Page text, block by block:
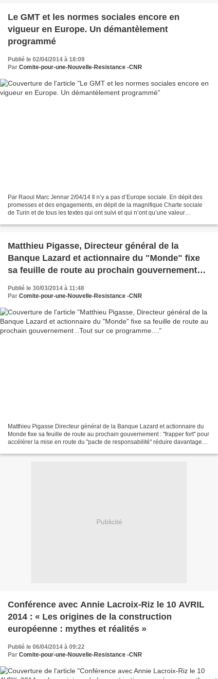
Le GMT et les normes sociales encore en
vigueur en Europe. Un démantèlement
programmé
Publié le 02/04/2014 à 18:09
Par Comite-pour-une-Nouvelle-Resistance -CNR
Par Raoul Marc Jennar 2/04/14 Il n’y a pas d’Europe sociale. En dépit des
promesses et des engagements, en dépit de la magnifique Charte sociale
de Turin et de tous les textes qui ont suivi et qui n’ont qu’une valeur
Matthieu Pigasse, Directeur général de la
Banque Lazard et actionnaire du "Monde" fixe
sa feuille de route au prochain gouvernement
..Tout sur ce programme....
Publié le 30/03/2014 à 11:48
Par Comite-pour-une-Nouvelle-Resistance -CNR
Matthieu Pigasse Directeur général de la Banque Lazard et actionnaire du
Monde fixe sa feuille de route au prochain gouvernement : "frapper fort" pour
accélérer la mise en route du "pacte de responsabilité" réduire davantage
Publicité
Conférence avec Annie Lacroix-Riz le 10 AVRIL
2014 : « Les origines de la construction
européenne : mythes et réalités »
Publié le 06/04/2014 à 09:22
Par Comite-pour-une-Nouvelle-Resistance -CNR